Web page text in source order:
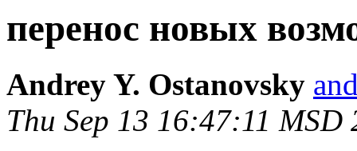
перенос новых
Andrey Y. Ostanovsky
Thu Sep 13 16:47:11 MSD